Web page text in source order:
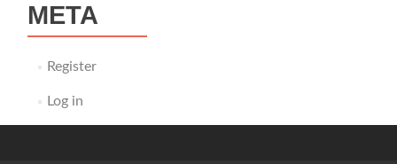
META
Register
Log in